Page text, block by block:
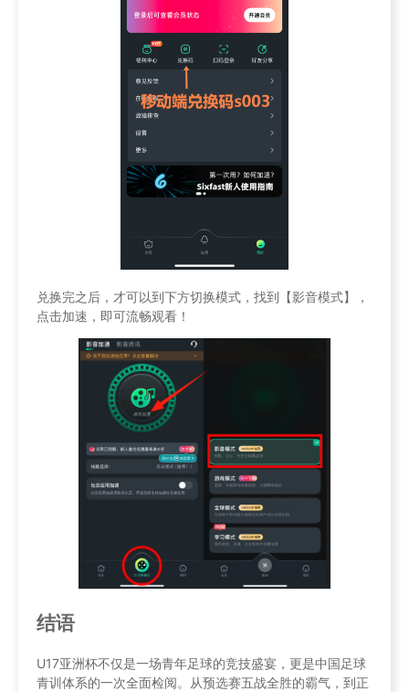
兑换完之后，才可以到下方切换模式，找到【影音模式】，
点击加速，即可流畅观看！
结语
U17亚洲杯不仅是一场青年足球的竞技盛宴，更是中国足球
青训体系的一次全面检阅。从预选赛五战全胜的霸气，到正